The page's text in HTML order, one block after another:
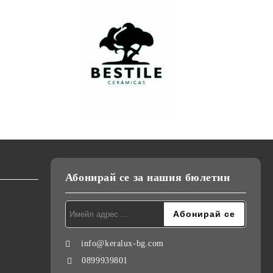
Абонирай се за нашия бюлетин
info@keralux-bg.com
0899939801